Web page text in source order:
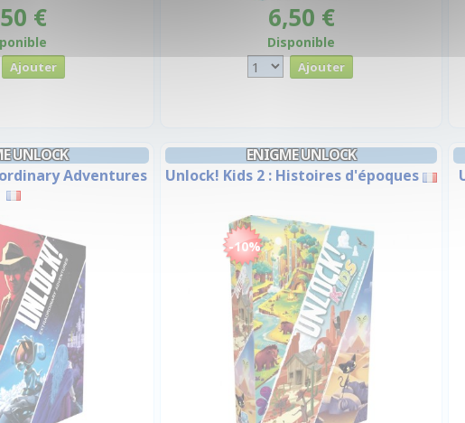
€ 6,50 €
Disponible
UNLOCK
Adventures
ENIGME UNLOCK
Unlock! Kids 2 : Histoires d'époques
-10%